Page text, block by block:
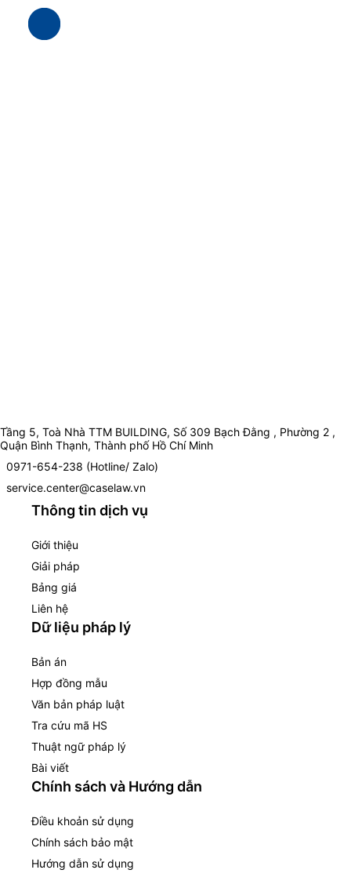
Tầng 5, Toà Nhà TTM BUILDING, Số 309 Bạch Đằng , Phường 2 ,
Quận Bình Thạnh, Thành phố Hồ Chí Minh
0971-654-238 (Hotline/ Zalo)
service.center@caselaw.vn
Thông tin dịch vụ
Giới thiệu
Giải pháp
Bảng giá
Liên hệ
Dữ liệu pháp lý
Bản án
Hợp đồng mẫu
Văn bản pháp luật
Tra cứu mã HS
Thuật ngữ pháp lý
Bài viết
Chính sách và Hướng dẫn
Điều khoản sử dụng
Chính sách bảo mật
Hướng dẫn sử dụng